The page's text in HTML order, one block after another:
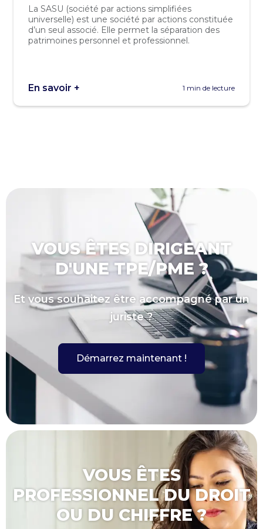
La SASU (société par actions simplifiées
universelle) est une société par actions constituée
d’un seul associé. Elle permet la séparation des
patrimoines personnel et professionnel.
En savoir + 1 min de lecture
VOUS ÊTES DIRIGEANT
D'UNE TPE/PME ?
Et vous souhaitez être accompagné par un
juriste ?
Démarrez maintenant !
VOUS ÊTES
PROFESSIONNEL DU DROIT
OU DU CHIFFRE ?